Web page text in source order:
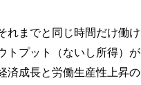
れまでと同じ時間だけ働け
トプット（ないし所得）が
済成長と労働生産性上昇の